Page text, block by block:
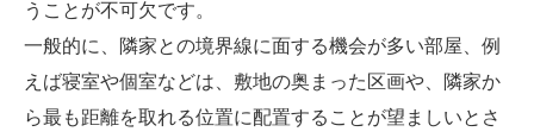
うことが不可欠です。
一般的に、隣家との境界線に面する機会が多い部屋、例
えば寝室や個室などは、敷地の奥まった区画や、隣家か
ら最も距離を取れる位置に配置することが望ましいとさ